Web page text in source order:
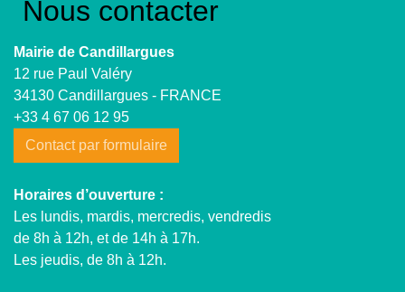
Nous contacter
Mairie de Candillargues
12 rue Paul Valéry
34130 Candillargues - FRANCE
+33 4 67 06 12 95
Contact par formulaire
Horaires d’ouverture :
Les lundis, mardis, mercredis, vendredis
de 8h à 12h, et de 14h à 17h.
Les jeudis, de 8h à 12h.